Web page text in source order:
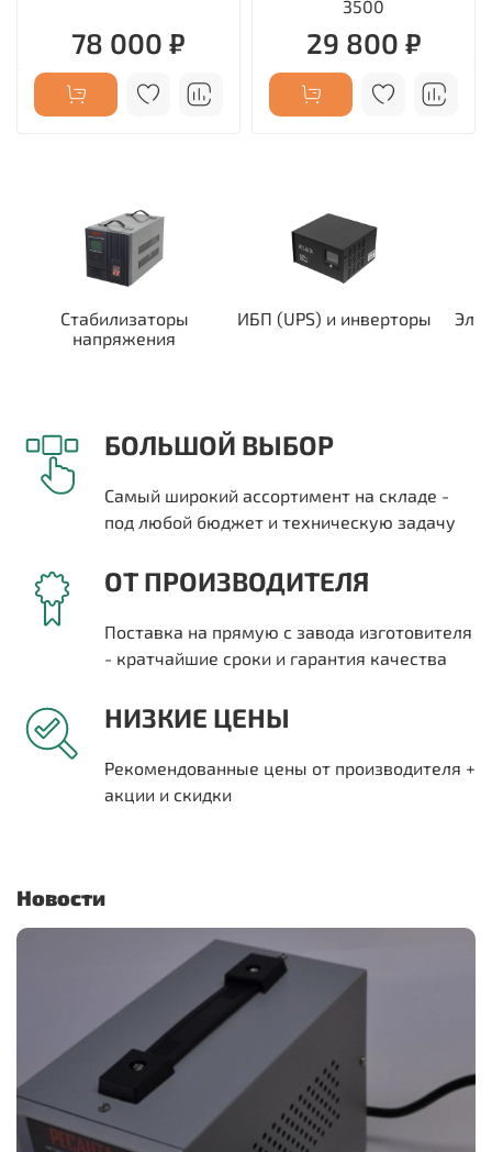
78 000 ₽
3500
29 800 ₽
Стабилизаторы
напряжения
ИБП (UPS) и инверторы
БОЛЬШОЙ ВЫБОР
Самый широкий ассортимент на складе -
под любой бюджет и техническую задачу
ОТ ПРОИЗВОДИТЕЛЯ
Поставка на прямую с завода изготовителя
- кратчайшие сроки и гарантия качества
НИЗКИЕ ЦЕНЫ
Рекомендованные цены от производителя +
акции и скидки
Новости